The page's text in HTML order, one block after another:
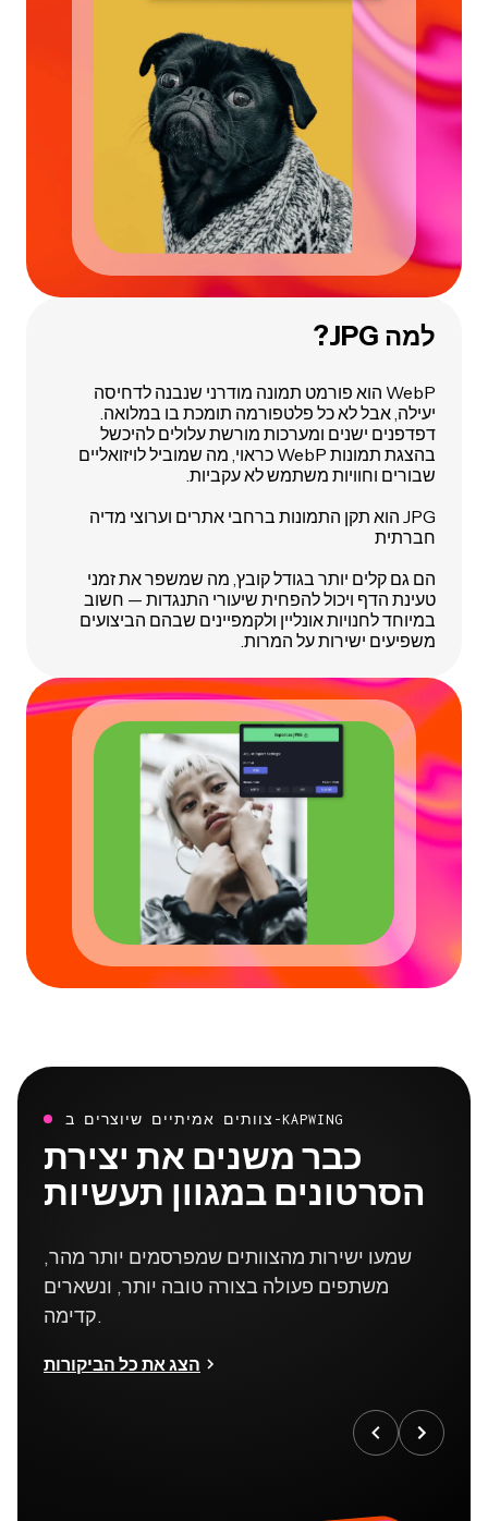
למה JPG?
WebP הוא פורמט תמונה מודרני שנבנה לדחיסה
יעילה, אבל לא כל פלטפורמה תומכת בו במלואה.
דפדפנים ישנים ומערכות מורשת עלולים להיכשל
בהצגת תמונות WebP כראוי, מה שמוביל לויזואליים
שבורים וחוויות משתמש לא עקביות.
JPG הוא תקן התמונות ברחבי אתרים וערוצי מדיה
חברתית
הם גם קלים יותר בגודל קובץ, מה שמשפר את זמני
טעינת הדף ויכול להפחית שיעורי התנגדות — חשוב
במיוחד לחנויות אונליין ולקמפיינים שבהם הביצועים
משפיעים ישירות על המרות.
צוותים אמיתיים שיוצרים ב-KAPWING
כבר משנים את יצירת
הסרטונים במגוון תעשיות
שמעו ישירות מהצוותים שמפרסמים יותר מהר,
משתפים פעולה בצורה טובה יותר, ונשארים
קדימה.
הצג את כל הביקורות